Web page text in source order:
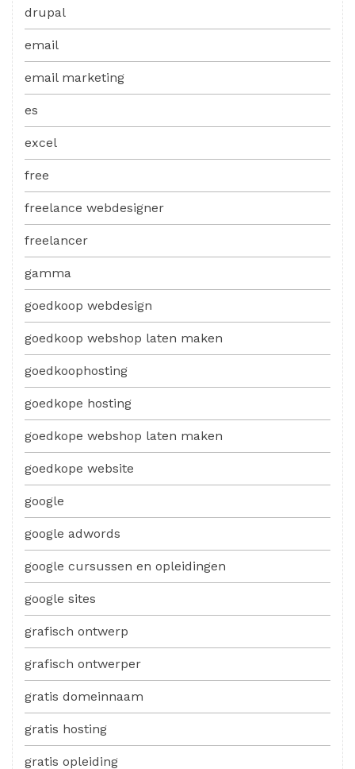
drupal
email
email marketing
es
excel
free
freelance webdesigner
freelancer
gamma
goedkoop webdesign
goedkoop webshop laten maken
goedkoophosting
goedkope hosting
goedkope webshop laten maken
goedkope website
google
google adwords
google cursussen en opleidingen
google sites
grafisch ontwerp
grafisch ontwerper
gratis domeinnaam
gratis hosting
gratis opleiding